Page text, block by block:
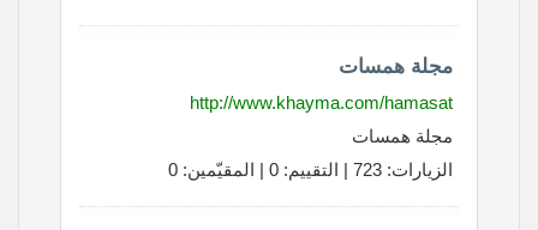
مجلة همسات
http://www.khayma.com/hamasat
مجلة همسات
الزيارات: 723 | التقييم: 0 | المقيّمين: 0